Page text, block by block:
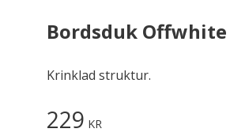
Bordsduk Offwhite
Krinklad struktur.
229 KR